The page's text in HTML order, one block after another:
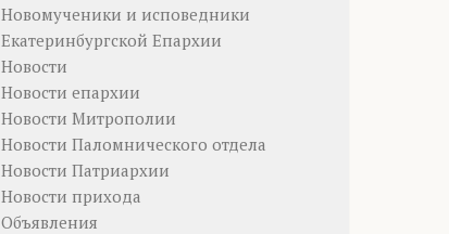
Новомученики и исповедники
Екатеринбургской Епархии
Новости
Новости епархии
Новости Митрополии
Новости Паломнического отдела
Новости Патриархии
Новости прихода
Объявления